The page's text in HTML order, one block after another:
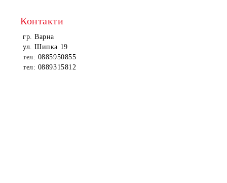
Контакти
гр. Варна
ул. Шипка 19
тел: 0885950855
тел: 0889315812